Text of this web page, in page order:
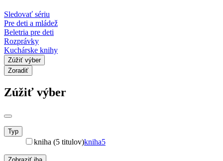
Sledovať sériu
Pre deti a mládež
Beletria pre deti
Rozprávky
Kuchárske knihy
Zúžiť výber
Zoradiť
Zúžiť výber
Typ
kniha (5 titulov)kniha5